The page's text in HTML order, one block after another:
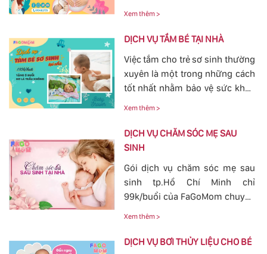
phổ biến. Với việc thông tắc tia
chóng thông tia sữa, giảm bớt
các cơn đau cương cứng tại
vùng bầu vú, đảm bảo cho
nguồn sữa về đều cho bé bú.
Xem thêm >
DỊCH VỤ TẮM BÉ TẠI NHÀ
Việc tắm cho trẻ sơ sinh thường
xuyên là một trong những cách
tốt nhất nhằm bảo vệ sức khỏe
Bởi vậy, nhu cầu tắm cho trẻ sơ
sinh ngày càn lớn, với dịch vụ
FaGoMom cung cấp tới các mẹ
không cần phải lo nghĩ về
chuyện massage và tắm cho
con yêu của mình.
Xem thêm >
DỊCH VỤ CHĂM SÓC MẸ SAU
SINH
Gói dịch vụ chăm sóc mẹ sau
sinh tp.Hồ Chí Minh chỉ
99k/buổi của FaGoMom chuyên
yên tâm cho mẹ và bé.
Xem thêm >
DỊCH VỤ BƠI THỦY LIỆU CHO BÉ